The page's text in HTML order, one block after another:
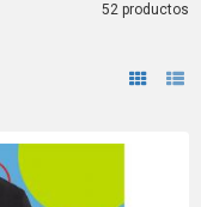
52 productos